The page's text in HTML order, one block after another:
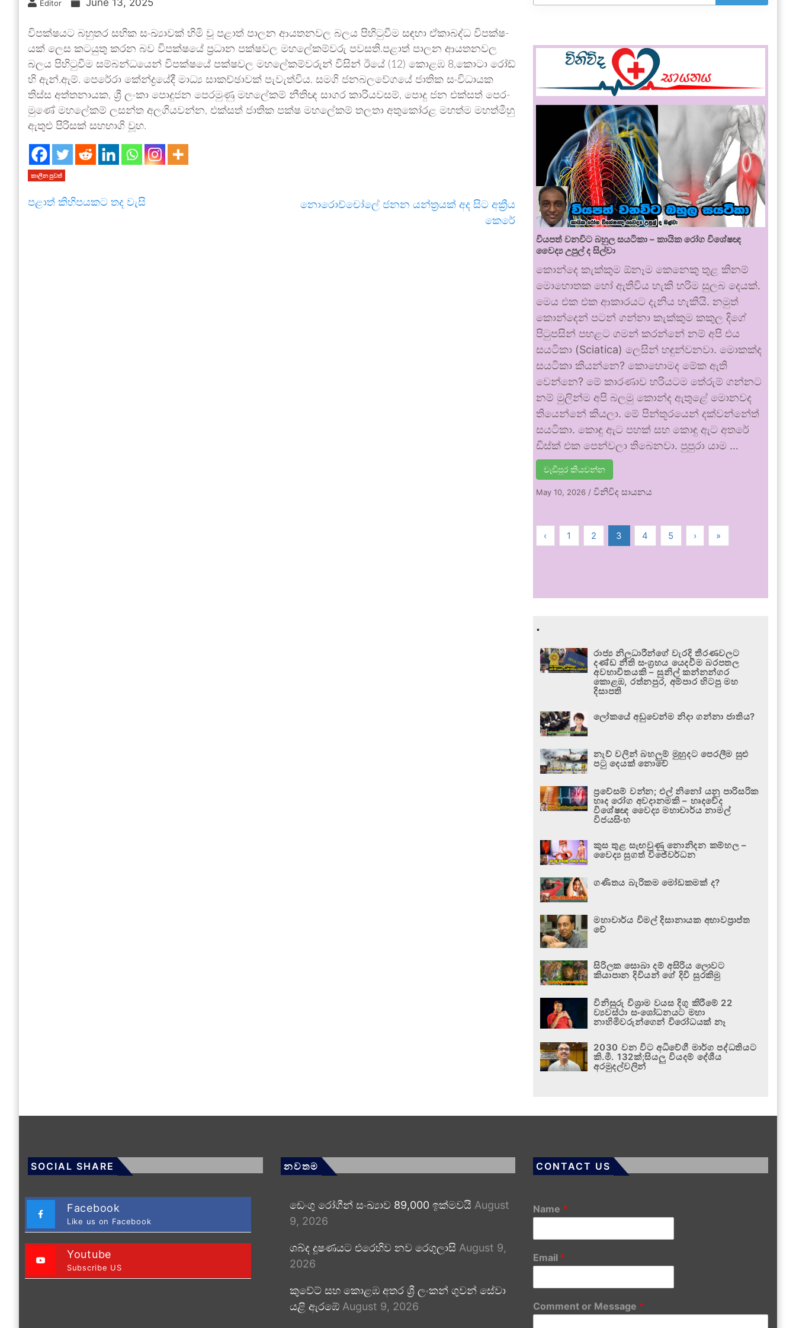
Editor June 13, 2025
විප­ක්ෂ­යට බහු­තර සභික සංඛ්‍යා­වක් හිමි වූ පළාත් පාලන ආය­ත­න­වල බලය පිහි­ටු­වීම සඳහා ඒකා­බද්ධ විප­ක්ෂ­
යක් ලෙස කට­යුතු කරන බව විප­ක්ෂයේ ප්‍රධාන පක්ෂ­වල මහ­ලේ­ක­ම්වරු පව­සති.පළාත් පාලන ආය­ත­න­වල
බලය පිහි­ටු­වීම සම්බ­න්ධ­යෙන් විප­ක්ෂයේ පක්ෂ­වල මහ­ලේ­ක­ම්ව­රුන් විසින් ඊයේ (12) කොළඹ 8,කොටා රෝඩ්
හි ඇන්.ඇම්. පෙරේරා කේන්ද්‍ර­යේදී මාධ්‍ය සාක­ච්ඡා­වක් පැවැත්විය. සමගි ජන­බ­ල­වේ­ගයේ ජාතික සංවි­ධා­යක
තිස්ස අත්ත­නා­යක, ශ්‍රී ලංකා පොදු­ජන පෙර­මුණු මහ­ලේ­කම් නීතිඥ සාගර කාරි­ය­ව­සම්, පොදු ජන එක්සත් පෙර­
මුණේ මහ­ලේ­කම් ලසන්ත අල­ගි­ය­වන්න, එක්සත් ජාතික පක්ෂ මහ­ලේ­කම් තලතා අතු­කෝ­රළ මහත්ම මහ­ත්මීහු
ඇතුළු පිරි­සක් සහ­භාගි වූහ.
කාලීන පුවත්
පළාත් කිහිපයකට තද වැසි
නොරොච්චෝලේ ජනන යන්ත්‍රයක් අද සිට අක්‍රීය
කෙරේ
වියපත් වනවිට බහුල සයටිකා – කායික රෝග විශේෂඥ
වෛද්‍ය උපුල් ද සිල්වා
කොන්දෙ කැක්කුම ඕනෑම කෙනෙකු තුළ කිනම්
මොහොතක හෝ ඇතිවිය හැකි හරිම සුලබ දෙයක්.
මෙය එක එක ආකාරයට දැනිය හැකියි. නමුත්
කොන්දෙන් පටන් ගන්නා කැක්කුම කකුල දිගේ
පිටුපසින් පහළට ගමන් කරන්නේ නම් අපි එය
සයටිකා (Sciatica) ලෙසින් හඳුන්වනවා. මොකක්ද
සයටිකා කියන්නෙ? කොහොමද මේක ඇති
වෙන්නෙ? මේ කාරණාව හරියටම තේරුම් ගන්නට
නම් මුලින්ම අපි බලමු කොන්ද ඇතුළේ මොනවද
තියෙන්නේ කියලා. මේ පින්තූරයෙන් දක්වන්නේත්
සයටිකා. කොඳු ඇට පහක් සහ කොඳු ඇට අතරේ
ඩිස්ක් එක පෙන්වලා තිබෙනවා. පුපුරා යාම …
වැඩිපුර කියවන්න
May 10, 2026 /විනිවිද සායනය
‹ 1 2 3 4 5 › »
.
රාජ්‍ය නිලධාරීන්ගේ වැරදි තීරණවලට
දණ්ඩ නීති සංග්‍රහය යෙදවීම බරපතල
අවභාවිතයකි – සුනිල් කන්නන්ගර
කොළඹ, රත්නපුර, අම්පාර හිටපු මහ
දිසාපති
ලෝකයේ අඩුවෙන්ම නිදා ගන්නා ජාතිය?
නැව් වලින් බහලුම් මුහුදට පෙරලීම සුළු
පටු දෙයක් නොවේ
ප්‍රවේසම් වන්න; එල් නිනෝ යනු පාරිසරික
හෘද රෝග අවදානමකි – හෘදවේද
විශේෂඥ වෛද්‍ය මහාචාර්ය නාමල්
විජයසිංහ
කුස තුළ සැඟවුණු නොනිදන කම්හල –
වෛද්‍ය සුගත් විජේවර්ධන
ගණිතය බැරිකම මෝඩකමක් ද?
මහාචාර්ය විමල් දිසානායක අභාවප්‍රාප්ත
වේ
සිරිලක සොබා දම් අසිරිය ලොවට
කියාපාන දිවියන් ගේ දිවි සුරකිමු
විනිසුරු විශ්‍රාම වයස දිගු කිරීමේ 22
ව්‍යවස්ථා සංශෝධනයට මහා
නාහිමිවරුන්ගෙන් විරෝධයක් නෑ
2030 වන විට අධිවේගී මාර්ග පද්ධතියට
කි.මී. 132ක්;සියලු වියදම් දේශීය
අරමුදල්වලින්
SOCIAL SHARE
Facebook
Like us on Facebook
Youtube
Subscribe US
නවතම
ඩෙංගු රෝගීන් සංඛ්‍යාව 89,000 ඉක්මවයි August
9, 2026
ශබ්ද දූෂණයට එරෙහිව නව රෙගුලාසි August 9,
2026
කුවේට් සහ කොළඹ අතර ශ්‍රී ලංකන් ගුවන් සේවා
යළි ඇරඹේ August 9, 2026
CONTACT US
Name *
Email *
Comment or Message *